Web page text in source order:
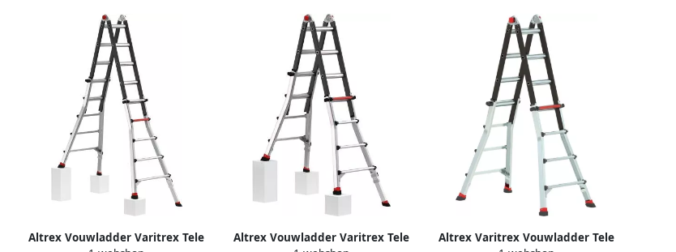
Altrex Vouwladder Varitrex Tele
Altrex Vouwladder Varitrex Tele
Altrex Varitrex Vouwladder Tele